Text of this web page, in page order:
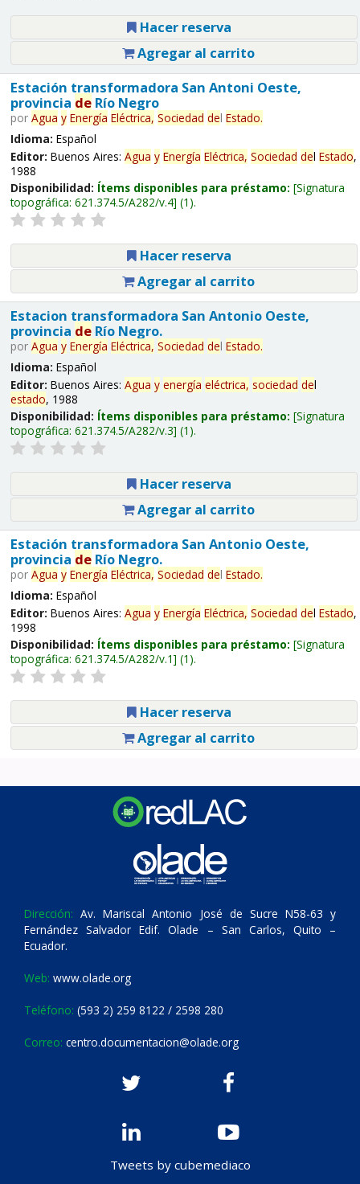
Hacer reserva
Agregar al carrito
Estación transformadora San Antoni Oeste,
provincia deRío Negro
por Agua y Energía Eléctrica, Sociedad del Estado.
Idioma: Español
Editor: Buenos Aires: Agua y Energía Eléctrica, Sociedad del Estado,
1988
Disponibilidad: Ítems disponibles para préstamo: Signatura
topográfica: 621.374.5/A282/v.4 (1).
Hacer reserva
Agregar al carrito
Estacion transformadora San Antonio Oeste,
provincia deRío Negro.
por Agua y Energía Eléctrica, Sociedad del Estado.
Idioma: Español
Editor: Buenos Aires: Agua y energía eléctrica, sociedad del
estado, 1988
Disponibilidad: Ítems disponibles para préstamo: Signatura
topográfica: 621.374.5/A282/v.3 (1).
Hacer reserva
Agregar al carrito
Estación transformadora San Antonio Oeste,
provincia deRío Negro.
por Agua y Energía Eléctrica, Sociedad del Estado.
Idioma: Español
Editor: Buenos Aires: Agua y Energía Eléctrica, Sociedad del Estado,
1998
Disponibilidad: Ítems disponibles para préstamo: Signatura
topográfica: 621.374.5/A282/v.1 (1).
Hacer reserva
Agregar al carrito
Dirección: Av. Mariscal Antonio José de Sucre N58-63 y
Fernández Salvador Edif. Olade – San Carlos, Quito –
Ecuador.
Web: www.olade.org
Teléfono: (593 2) 259 8122 / 2598 280
Correo: centro.documentacion@olade.org
Tweets by cubemediaco